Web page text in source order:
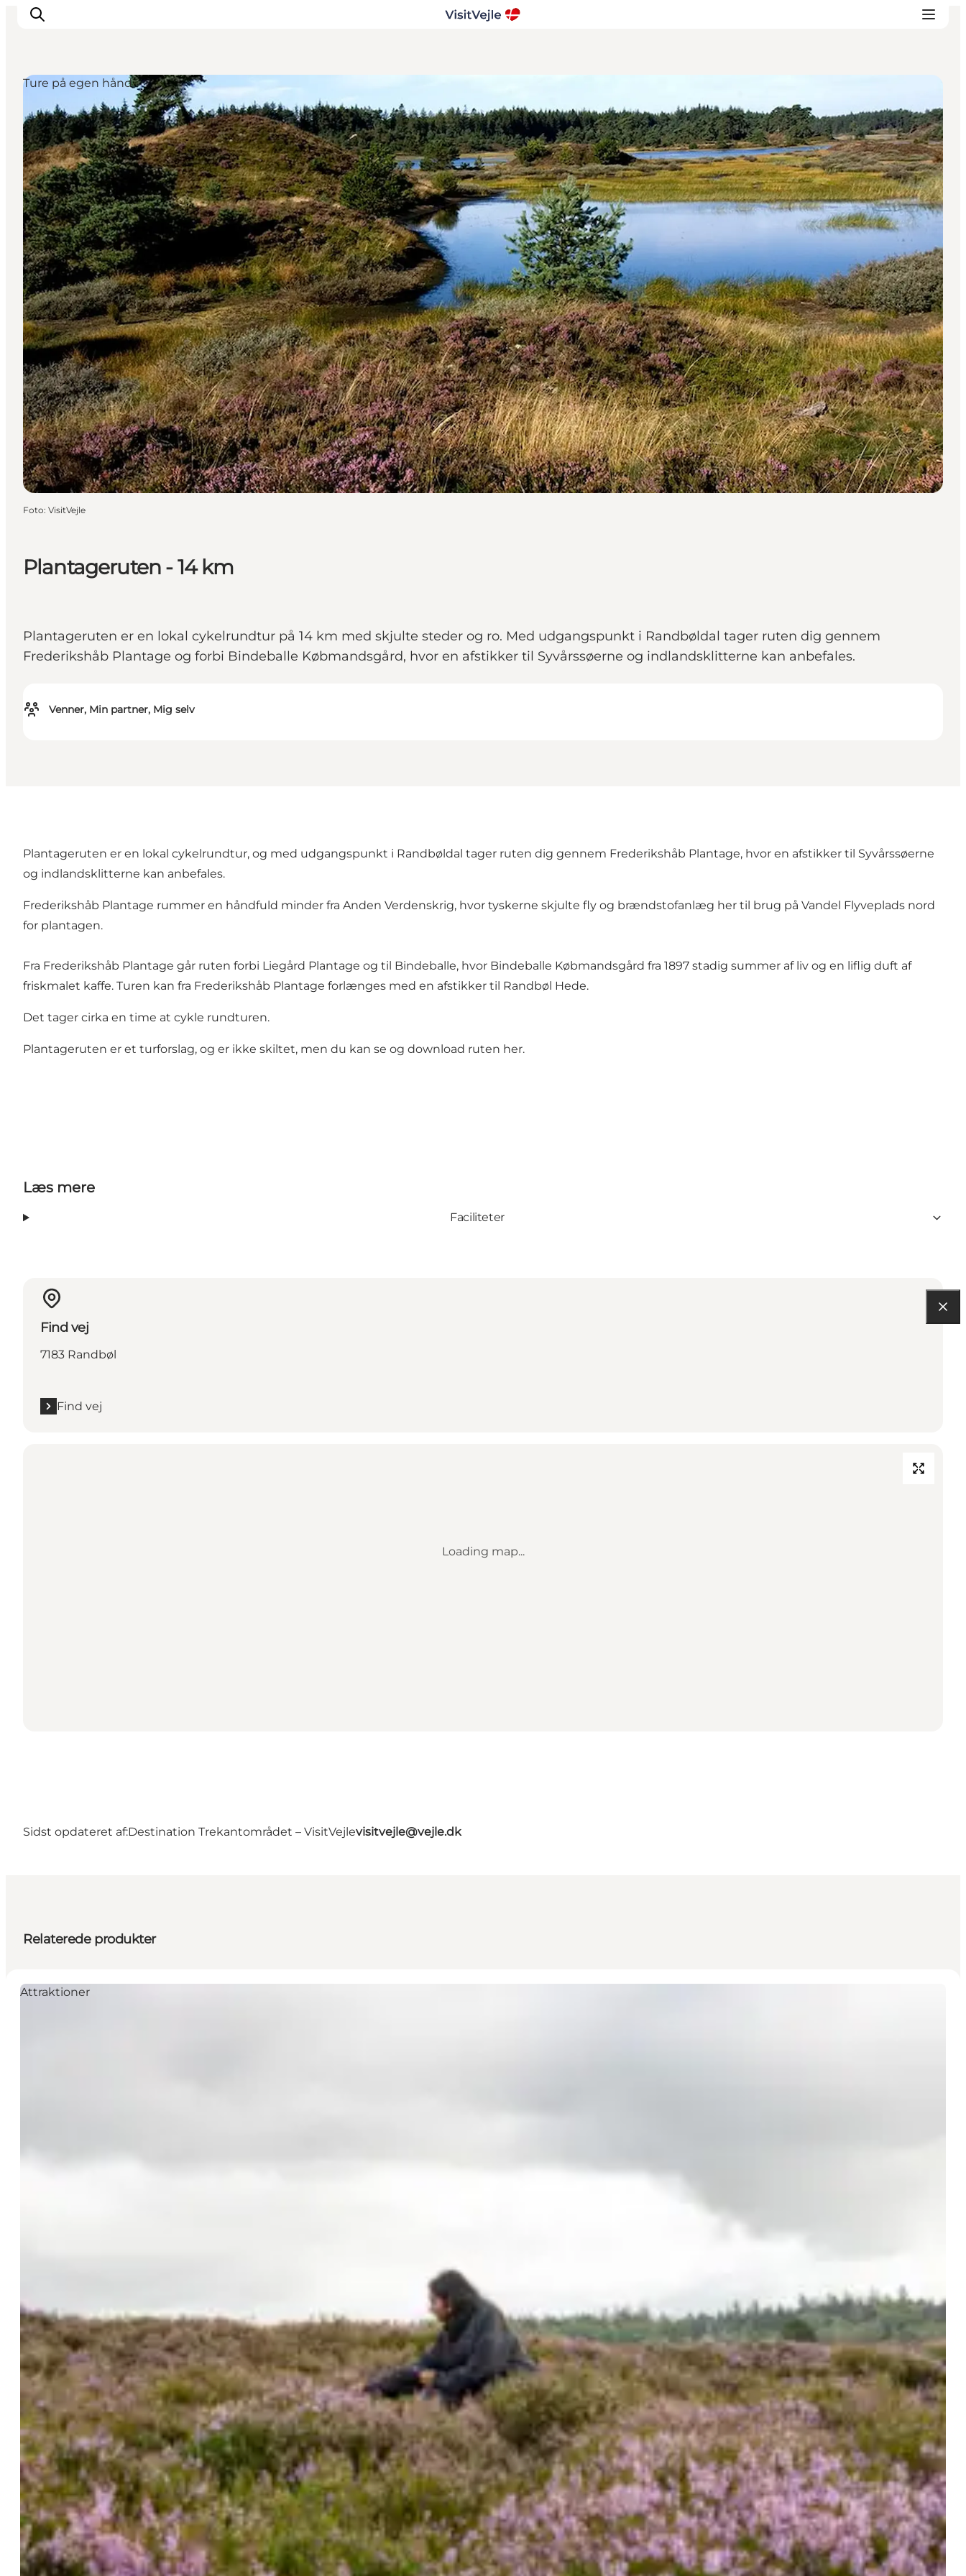
Oplevelser
Det sker
Planlæg dit besøg
Inspiration
Plantageruten - 14 km
Plantageruten er en lokal cykelrundtur på 14 km med skjulte steder og ro. Med udgangspunkt i Randbøldal tager ruten dig gennem
Frederikshåb Plantage og forbi Bindeballe Købmandsgård, hvor en afstikker til Syvårssøerne og indlandsklitterne kan anbefales.
Venner, Min partner, Mig selv
Ture på egen hånd
Foto: VisitVejle
Plantageruten er en lokal cykelrundtur, og med udgangspunkt i Randbøldal tager ruten dig gennem Frederikshåb Plantage, hvor en afstikker til Syvårssøerne
og indlandsklitterne kan anbefales.
Frederikshåb Plantage rummer en håndfuld minder fra Anden Verdenskrig, hvor tyskerne skjulte fly og brændstofanlæg her til brug på Vandel Flyveplads nord
for plantagen.
Fra Frederikshåb Plantage går ruten forbi Liegård Plantage og til Bindeballe, hvor Bindeballe Købmandsgård fra 1897 stadig summer af liv og en liflig duft af
friskmalet kaffe. Turen kan fra Frederikshåb Plantage forlænges med en afstikker til Randbøl Hede.
Det tager cirka en time at cykle rundturen.
Plantageruten er et turforslag, og er ikke skiltet, men du kan se og download ruten her.
Læs mere
Faciliteter
Find vej
7183 Randbøl
Find vej
Loading map...
Sidst opdateret af:Destination Trekantområdet – VisitVejlevisitvejle@vejle.dk
Relaterede produkter
Attraktioner